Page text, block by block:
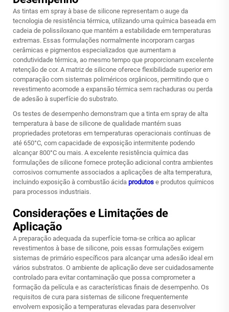
As tintas em spray à base de silicone representam o auge da
tecnologia de resistência térmica, utilizando uma química baseada em
cadeia de polissiloxano que mantém a estabilidade em temperaturas
extremas. Essas formulações normalmente incorporam cargas
cerâmicas e pigmentos especializados que aumentam a
condutividade térmica, ao mesmo tempo que proporcionam excelente
retenção de cor. A matriz de silicone oferece flexibilidade superior em
comparação com sistemas poliméricos orgânicos, permitindo que o
revestimento acomode a expansão térmica sem rachaduras ou perda
de adesão à superfície do substrato.
Os testes de desempenho demonstram que a tinta em spray de alta
temperatura à base de silicone de qualidade mantém suas
propriedades protetoras em temperaturas operacionais contínuas de
até 650°C, com capacidade de exposição intermitente podendo
alcançar 800°C ou mais. A excelente resistência química das
formulações de silicone fornece proteção adicional contra ambientes
corrosivos comumente associados a aplicações de alta temperatura,
incluindo exposição à combustão ácida produtos e produtos químicos
para processos industriais.
Considerações e Limitações de
Aplicação
A preparação adequada da superfície torna-se crítica ao aplicar
revestimentos à base de silicone, pois essas formulações exigem
sistemas de primário específicos para alcançar uma adesão ideal em
vários substratos. O ambiente de aplicação deve ser cuidadosamente
controlado para evitar contaminação que possa comprometer a
formação da película e as características finais de desempenho. Os
requisitos de cura para sistemas de silicone frequentemente
envolvem exposição a temperaturas elevadas para desenvolver